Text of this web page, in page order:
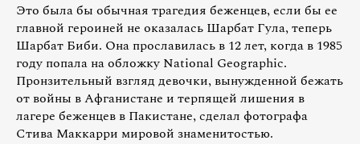
Это была бы обычная трагедия беженцев, если бы ее
главной героиней не оказалась Шарбат Гула, теперь
Шарбат Биби. Она прославилась в 12 лет, когда в 1985
году попала на обложку National Geographic.
Пронзительный взгляд девочки, вынужденной бежать
от войны в Афганистане и терпящей лишения в
лагере беженцев в Пакистане, сделал фотографа
Стива Маккарри мировой знаменитостью.